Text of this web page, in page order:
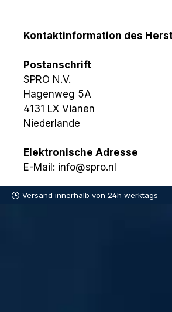
Kontaktinformation des
Postanschrift
SPRO N.V.
Hagenweg 5A
4131 LX Vianen
Niederlande
Elektronische Adresse
E-Mail: info@spro.nl
Versand innerhalb von 24h werktags